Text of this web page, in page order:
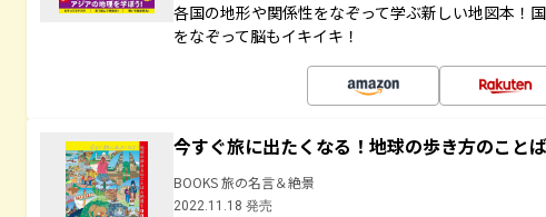
各国の地形や関係性をなぞって学ぶ新しい地図本！
をなぞって脳もイキイキ！
今すぐ旅に出たくなる！地球の歩き方のこと
BOOKS 旅の名言＆絶景
2022.11.18 発売